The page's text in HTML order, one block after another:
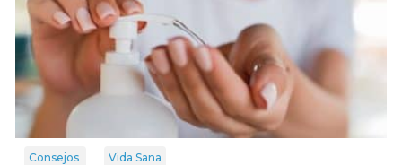
Consejos Vida Sana